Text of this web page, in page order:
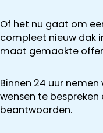
Of het nu gaat om
compleet nieuw dak
maat gemaakte
Binnen 24 uur
wensen te
beantwoorden.